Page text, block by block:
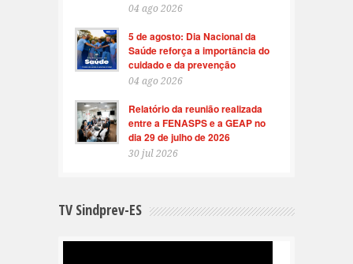
04 ago 2026
5 de agosto: Dia Nacional da
Saúde reforça a importância do
cuidado e da prevenção
04 ago 2026
Relatório da reunião realizada
entre a FENASPS e a GEAP no
dia 29 de julho de 2026
30 jul 2026
TV Sindprev-ES